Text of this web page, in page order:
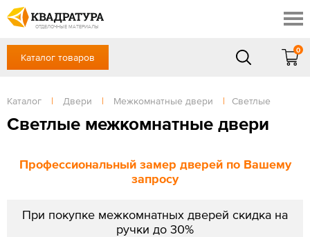
ОТДЕЛОЧНЫЕ МАТЕРИАЛЫ
Профи
Контакты
Доставка и оплата
Выставочный зал
Готовые решения
Отзывы
+7 (383) 209-98-97
Сб, Вс — выходной
ЗАКАЗАТЬ ЗВОНОК
Вход
Каталог товаров
0
Каталог | Двери | Межкомнатные двери | Светлые
Светлые межкомнатные двери
Профессиональный замер дверей по Вашему
запросу
При покупке межкомнатных дверей скидка на
ручки до 30%